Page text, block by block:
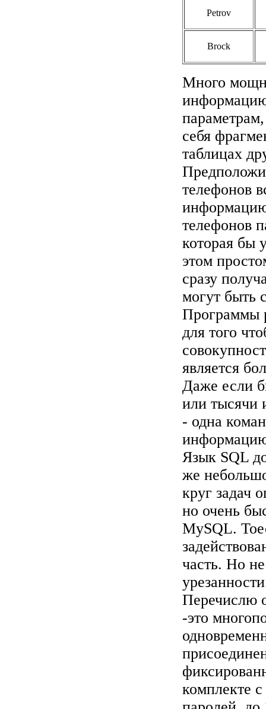
Petrov
Brock
Много
информацию
себя
таблицах
телефонов
телефонов
которая бы
этом
сразу
могут
Программы
для того
является
Даже если
или тысячи
- одна
Язык SQL
же
круг задач
но очень
MySQL.
часть. Но
Перечислю
-это
комплекте